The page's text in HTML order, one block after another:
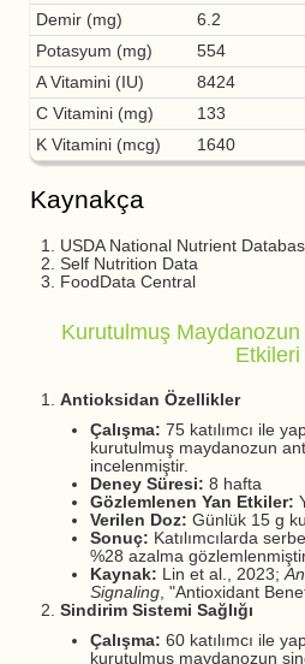
Demir (mg)
6.2
Potasyum (mg)
554
A Vitamini (IU)
8424
C Vitamini (mg)
133
K Vitamini (mcg)
1640
Kaynakça
USDA National Nutrient
Self Nutrition Data
FoodData Central
Kurutulmuş Maydanozun
Etkileri
Antioksidan Özellikler
Çalışma: 75 katılımcı ile
kurutulmuş maydanozun
incelenmiştir.
Deney Süresi: 8 hafta
Gözlemlenen Yan Etkiler:
Verilen Doz: Günlük 15 g
Sonuç: Katılımcılarda
%28 azalma
Kaynak: Lin et al., 2023;
Signaling, "Antioxidant
Sindirim Sistemi Sağlığı
Çalışma: 60 katılımcı ile
kurutulmuş maydanozun